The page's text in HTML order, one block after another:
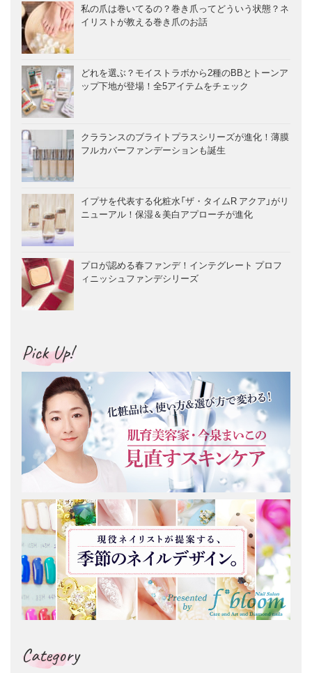
私の爪は巻いてるの？巻き爪ってどういう状態？ネ
イリストが教える巻き爪のお話
どれを選ぶ？モイストラボから2種のBBとトーンア
ップ下地が登場！全5アイテムをチェック
クラランスのブライトプラスシリーズが進化！薄膜
フルカバーファンデーションも誕生
イプサを代表する化粧水「ザ・タイムR アクア」がリ
ニューアル！保湿＆美白アプローチが進化
プロが認める春ファンデ！インテグレート プロフ
ィニッシュファンデシリーズ
Pick Up!
Category